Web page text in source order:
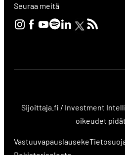
Seuraa meitä
Sijoittaja.fi / Investment
oikeudet
Vastuuvapauslauseke